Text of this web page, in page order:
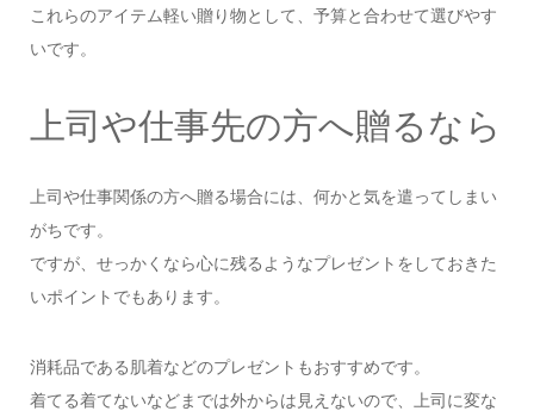
これらのアイテム軽い贈り物として、予算と合わせて選びやす
いです。
上司や仕事先の方へ贈るなら
上司や仕事関係の方へ贈る場合には、何かと気を遣ってしまい
がちです。
ですが、せっかくなら心に残るようなプレゼントをしておきた
いポイントでもあります。
消耗品である肌着などのプレゼントもおすすめです。
着てる着てないなどまでは外からは見えないので、上司に変な